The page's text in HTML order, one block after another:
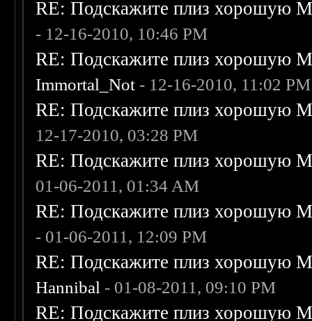
RE: Подскажите плиз хорошую
- 12-16-2010, 10:46 PM
RE: Подскажите плиз хорошую
Immortal_Not - 12-16-2010, 11:02 PM
RE: Подскажите плиз хорошую
12-17-2010, 03:28 PM
RE: Подскажите плиз хорошую
01-06-2011, 01:34 AM
RE: Подскажите плиз хорошую
- 01-06-2011, 12:09 PM
RE: Подскажите плиз хорошую
Hannibal - 01-08-2011, 09:10 PM
RE: Подскажите плиз хорошую